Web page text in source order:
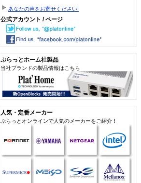
あなたの声をお寄せください!
公式アカウント / ページ
ぷらっとホーム社製品
当社ブランドの製品情報はこちら
人気・定番メーカー
ぷらっとオンラインで人気のメーカーをご紹介！